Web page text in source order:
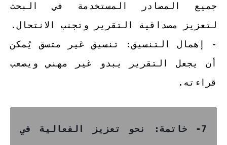
جميع المصادر المستخدمة في البحث
لتعزيز مصداقية التقرير وتجنب الانتحال.
- إهمال التنسيق: تنسيق غير متسق يُمكن
أن يجعل التقرير يبدو غير مهني ويصعب
قراءته.
7- خاتمة: نحو تعزيز الفعالية في